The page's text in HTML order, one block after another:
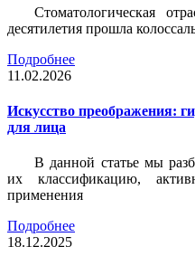
Стоматологическая
десятилетия прошла
Подробнее
11.02.2026
Искусство преображения:
для лица
В данной статье мы
их классификацию,
применения
Подробнее
18.12.2025